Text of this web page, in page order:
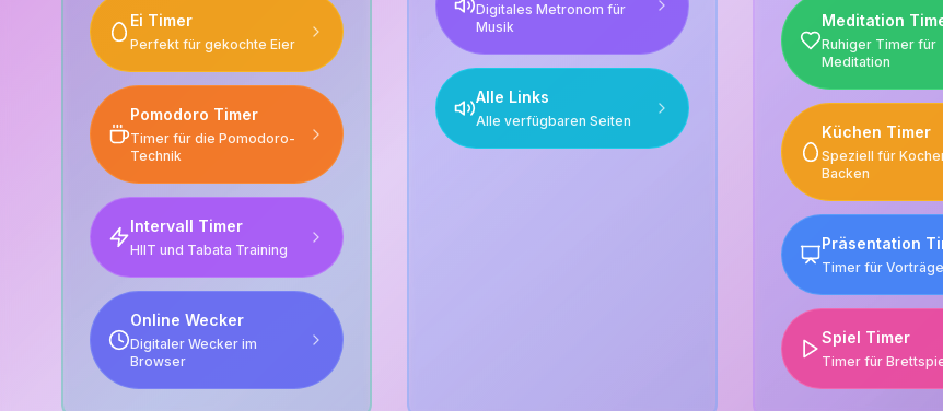
Ei Timer
Perfekt für gekochte Eier
Pomodoro Timer
Timer für die Pomodoro-
Technik
Intervall Timer
HIIT und Tabata Training
Online Wecker
Digitaler Wecker im
Browser
Digitales Metronom für
Musik
Alle Links
Alle verfügbaren Seiten
Meditation
Ruhiger Timer für
Meditation
Küchen Timer
Speziell für
Backen
Präsentation
Timer für Vorträge
Spiel Timer
Timer für